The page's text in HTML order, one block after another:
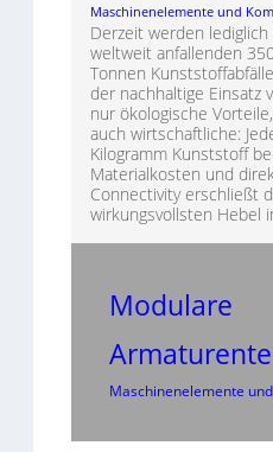
Maschinenelemente und
Derzeit werden
weltweit anfallenden
Tonnen
der nachhaltige Einsatz
nur ökologische
auch wirtschaftliche:
Kilogramm Kunststoff
Materialkosten und
Connectivity erschließt
wirkungsvollsten Hebel
Modulare
Maschinenelemente